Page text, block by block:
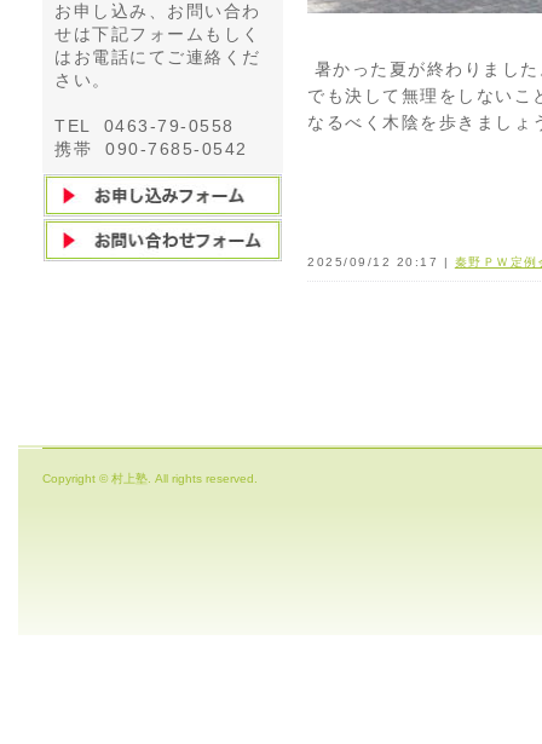
お申し込み、お問い合わ
せは下記フォームもしく
はお電話にてご連絡くだ
さい。
TEL 0463-79-0558
携帯 090-7685-0542
暑かった夏が終わりまし
でも決して無理をしない
なるべく木陰を歩きましょ
2025/09/12 20:17 | 秦野ＰＷ定例
Copyright © 村上塾. All rights reserved.